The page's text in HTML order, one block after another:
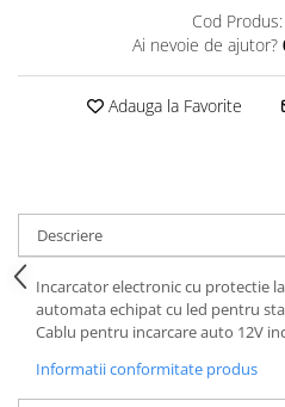
Diverse
Scule electrice
Produse de bucatarie kjøk
Accesorii kjøk
Cutite kjøk
Pachete Promo
Incarcatoare & acumulatori
Bec LED
Cod Produs:
Ai nevoie de ajutor?
Adauga la Favorite
Descriere
Incarcator electronic cu protectie
automata echipat cu led pentru
Cablu pentru incarcare auto 12V
Informatii conformitate produs